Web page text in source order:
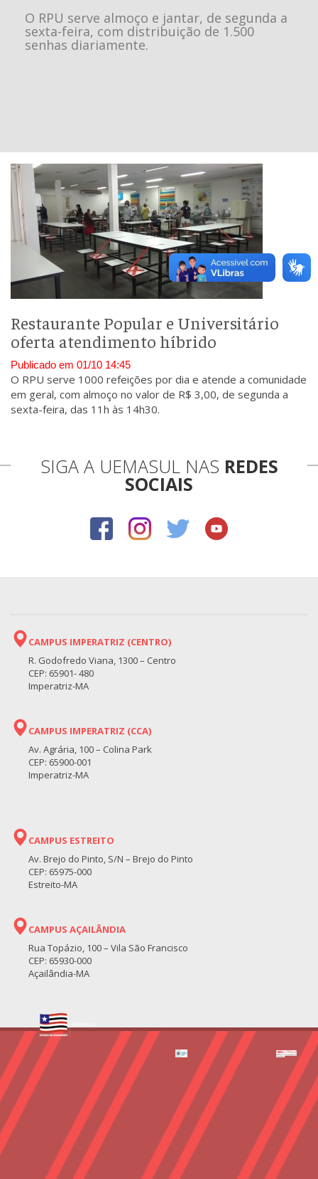
O RPU serve almoço e jantar, de segunda a
sexta-feira, com distribuição de 1.500
senhas diariamente.
Restaurante Popular e Universitário
oferta atendimento híbrido
Publicado em 01/10 14:45
O RPU serve 1000 refeições por dia e atende a comunidade
em geral, com almoço no valor de R$ 3,00, de segunda a
sexta-feira, das 11h às 14h30.
SIGA A UEMASUL NAS REDES
SOCIAIS
CAMPUS IMPERATRIZ (CENTRO)
R. Godofredo Viana, 1300 – Centro
CEP: 65901- 480
Imperatriz-MA
CAMPUS IMPERATRIZ (CCA)
Av. Agrária, 100 – Colina Park
CEP: 65900-001
Imperatriz-MA
CAMPUS ESTREITO
Av. Brejo do Pinto, S/N – Brejo do Pinto
CEP: 65975-000
Estreito-MA
CAMPUS AÇAILÂNDIA
Rua Topázio, 100 – Vila São Francisco
CEP: 65930-000
Açailândia-MA